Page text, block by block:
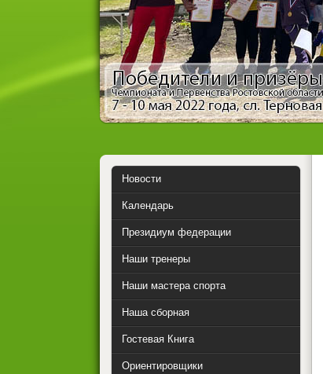
Новости
Календарь
Президиум федерации
Наши тренеры
Наши мастера спорта
Наша сборная
Гостевая Книга
Ориентировщики